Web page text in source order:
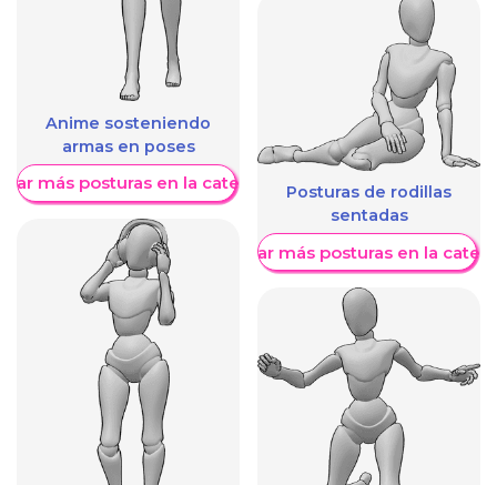
Anime sosteniendo
armas en poses
más posturas en la categoría
Posturas de rodillas
sentadas
Mostrar más posturas en la